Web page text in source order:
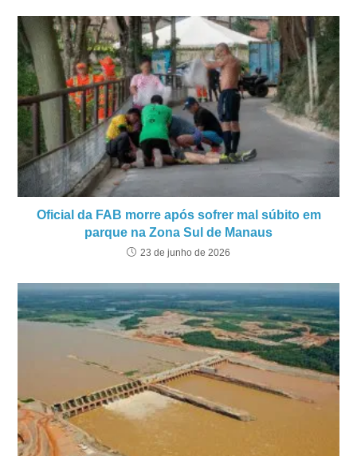
Oficial da FAB morre após sofrer mal súbito em
parque na Zona Sul de Manaus
23 de junho de 2026